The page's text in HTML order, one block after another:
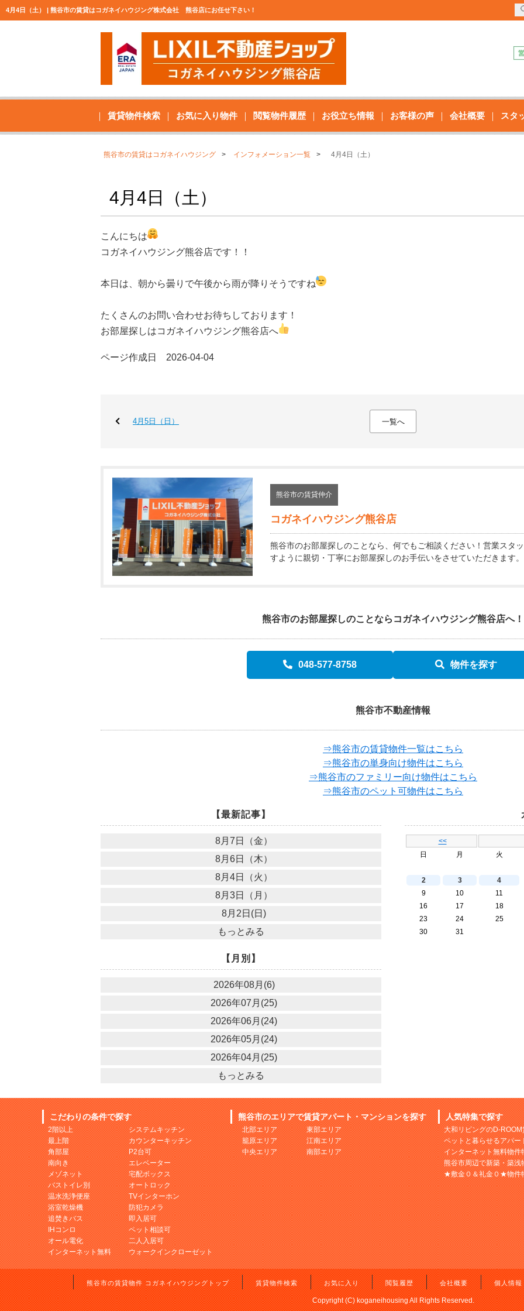
4月4日（土） | 熊谷市の賃貸はコガネイハウジング株式会社 熊谷店にお任せ下さい！
賃貸物件検索 お気に入り物件 閲覧物件履歴 お役立ち情報 お客様の声 会社概要 スタ
熊谷市の賃貸はコガネイハウジング インフォメーション一覧 4月4日（土）
4月4日（土）
こんにちは
コガネイハウジング熊谷店です！！
本日は、朝から曇りで午後から雨が降りそうですね
たくさんのお問い合わせお待ちしております！
お部屋探しはコガネイハウジング熊谷店へ
ページ作成日 2026-04-04
4月5日（日） 一覧へ
熊谷市の賃貸仲介
コガネイハウジング熊谷店
熊谷市のお部屋探しのことなら、何でもご相談ください！営業スタ
すように親切・丁寧にお部屋探しのお手伝いをさせていただきます。
熊谷市のお部屋探しのことなら コガネイハウジング熊谷店へ！
048-577-8758 物件を探す
熊谷市不動産情報
⇒熊谷市の賃貸物件一覧はこちら
⇒熊谷市の単身向け物件はこちら
⇒熊谷市のファミリー向け物件はこちら
⇒熊谷市のペット可物件はこちら
【最新記事】
8月7日（金）
8月6日（木）
8月4日（火）
8月3日（月）
8月2日(日)
もっとみる
<<
日
月 火
2
3 4
9
10 11
16
17 18
23
24 25
30
31
【月別】
2026年08月(6)
2026年07月(25)
2026年06月(24)
2026年05月(24)
2026年04月(25)
もっとみる
こだわりの条件で探す
2階以上
最上階
角部屋
南向き
メゾネット
バストイレ別
温水洗浄便座
浴室乾燥機
追焚きバス
IHコンロ
オール電化
インターネット無料
システムキッチン
カウンターキッチン
P2台可
エレベーター
宅配ボックス
オートロック
TVインターホン
防犯カメラ
即入居可
ペット相談可
二人入居可
ウォークインクローゼット
熊谷市のエリアで賃貸アパート・マンションを探す
北部エリア
籠原エリア
中央エリア
東部エリア
江南エリア
南部エリア
人気特集で探す
大和リビングのD-
ペットと暮らせるアパー
インターネット無料物件
熊谷市周辺で新築・築
★敷金０＆礼金０★物件
熊谷市の賃貸物件 コガネイハウジングトップ 賃貸物件検索 お気に入り 閲覧履歴 会社概要 個人情報
Copyright (C) koganeihousing All Rights Reserved.